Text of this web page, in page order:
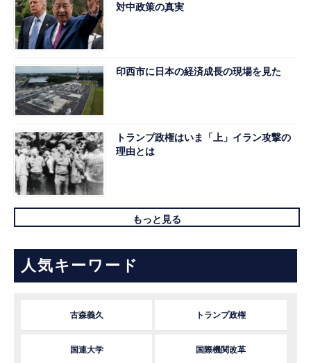
対中政策の真実
印西市に日本の経済成長の現場を見た
トランプ政権はいま「上」イラン攻撃の
理由とは
もっと見る
人気キーワード
古森義久 トランプ政権
国連大学 国際機関改革